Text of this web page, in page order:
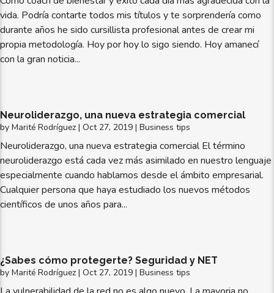
vida. Podría contarte todos mis títulos y te sorprendería como
durante años he sido cursillista profesional antes de crear mi
propia metodología. Hoy por hoy lo sigo siendo. Hoy amanecí
con la gran noticia...
Neuroliderazgo, una nueva estrategia comercial
by Marité Rodríguez | Oct 27, 2019 | Business tips
Neuroliderazgo, una nueva estrategia comercial El término
neuroliderazgo está cada vez más asimilado en nuestro lenguaje
especialmente cuando hablamos desde el ámbito empresarial.
Cualquier persona que haya estudiado los nuevos métodos
científicos de unos años para...
¿Sabes cómo protegerte? Seguridad y NET
by Marité Rodríguez | Oct 27, 2019 | Business tips